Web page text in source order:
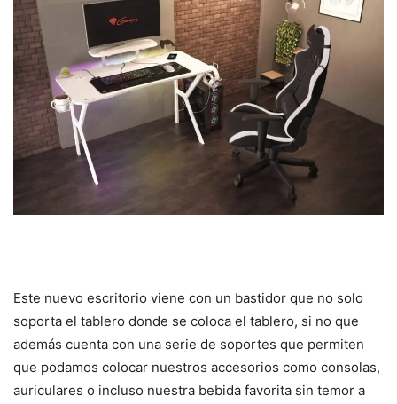
Este nuevo escritorio viene con un bastidor que no solo
soporta el tablero donde se coloca el tablero, si no que
además cuenta con una serie de soportes que permiten
que podamos colocar nuestros accesorios como consolas,
auriculares o incluso nuestra bebida favorita sin temor a